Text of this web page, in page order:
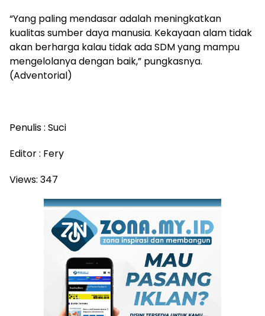
“Yang paling mendasar adalah meningkatkan
kualitas sumber daya manusia. Kekayaan alam tidak
akan berharga kalau tidak ada SDM yang mampu
mengelolanya dengan baik,” pungkasnya.
(Adventorial)
Penulis : Suci
Editor : Fery
Views: 347